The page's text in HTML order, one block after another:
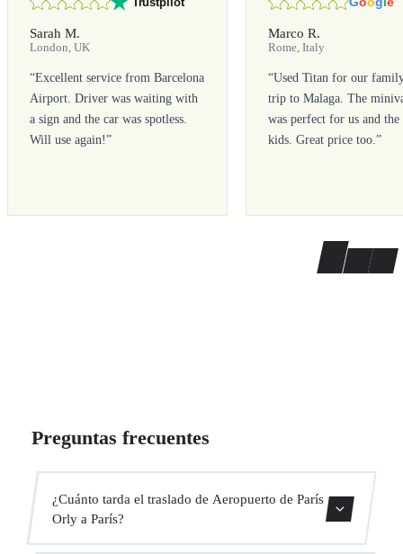
Sarah M.
London, UK
“Excellent service from Barcelona
Airport. Driver was waiting with
a sign and the car was spotless.
Will use again!”
Marco R.
Rome, Italy
“Used Titan for our
trip to Malaga. The
was perfect for us and the
kids. Great price too.”
Preguntas frecuentes
¿Cuánto tarda el traslado de Aeropuerto de París
Orly a París?